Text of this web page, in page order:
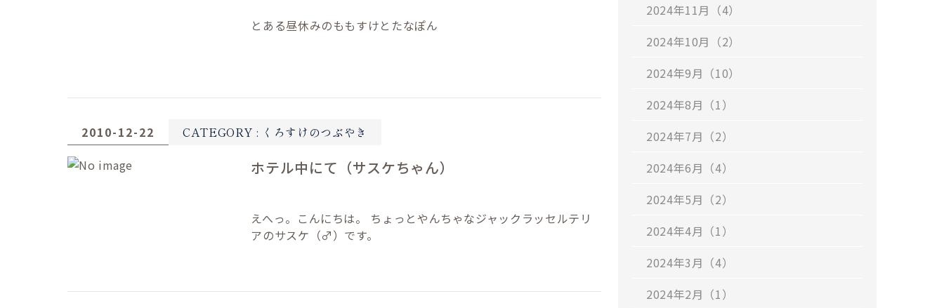
とある昼休みのももすけとたなぽん
2010-12-22 CATEGORY : くろすけのつぶやき
ホテル中にて（サスケちゃん）
えへっ。こんにちは。 ちょっとやんちゃなジャックラッセルテリ
アのサスケ（♂）です。
2024年11月（4）
2024年10月（2）
2024年9月（10）
2024年8月（1）
2024年7月（2）
2024年6月（4）
2024年5月（2）
2024年4月（1）
2024年3月（4）
2024年2月（1）